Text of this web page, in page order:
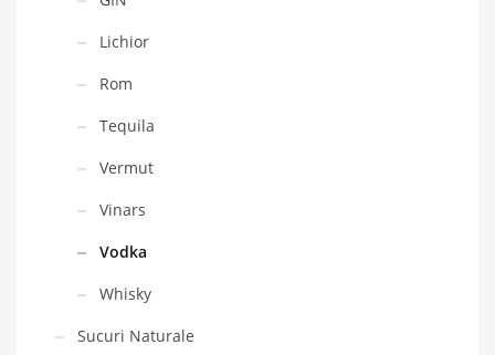
Lichior
Rom
Tequila
Vermut
Vinars
Vodka
Whisky
Sucuri Naturale